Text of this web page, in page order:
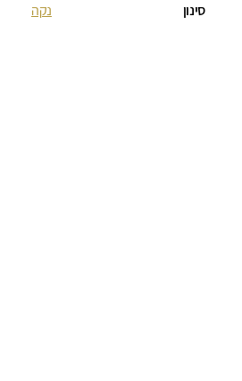
פופולריות
נקה סינון